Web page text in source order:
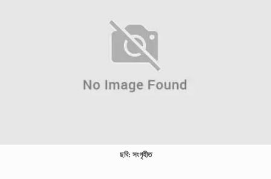
ছবি: সংগৃহীত